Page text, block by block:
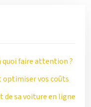
quoi faire attention ?
optimiser vos coûts
de sa voiture en ligne